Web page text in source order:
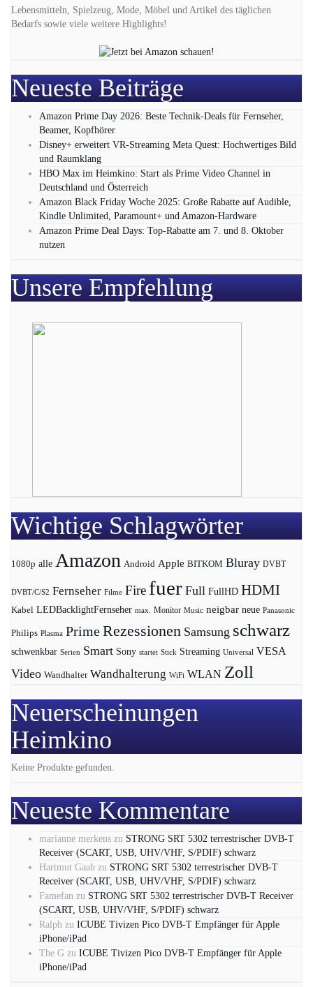
Lebensmitteln, Spielzeug, Mode, Möbel und Artikel des täglichen
Bedarfs sowie viele weitere Highlights!
Neueste Beiträge
Amazon Prime Day 2026: Beste Technik-Deals für Fernseher,
Beamer, Kopfhörer
Disney+ erweitert VR‑Streaming Meta Quest: Hochwertiges Bild
und Raumklang
HBO Max im Heimkino: Start als Prime Video Channel in
Deutschland und Österreich
Amazon Black Friday Woche 2025: Große Rabatte auf Audible,
Kindle Unlimited, Paramount+ und Amazon‑Hardware
Amazon Prime Deal Days: Top-Rabatte am 7. und 8. Oktober
nutzen
Unsere Empfehlung
Wichtige Schlagwörter
1080p alle Amazon Android Apple BITKOM Bluray DVBT
DVBT/C/S2 Fernseher Filme Fire fuer Full FullHD HDMI
Kabel LEDBacklightFernseher max. Monitor Music neigbar neue Panasonic
Philips Plasma PrimeRezessionen Samsung schwarz
schwenkbar Serien Smart Sony startet Stick Streaming Universal VESA
Video Wandhalter Wandhalterung WiFi WLAN Zoll
Neuerscheinungen
Heimkino
Keine Produkte gefunden.
Neueste Kommentare
marianne merkens zu STRONG SRT 5302 terrestrischer DVB-T
Receiver (SCART, USB, UHV/VHF, S/PDIF) schwarz
Hartmut Gaab zu STRONG SRT 5302 terrestrischer DVB-T
Receiver (SCART, USB, UHV/VHF, S/PDIF) schwarz
Famefan zu STRONG SRT 5302 terrestrischer DVB-T Receiver
(SCART, USB, UHV/VHF, S/PDIF) schwarz
Ralph zu ICUBE Tivizen Pico DVB-T Empfänger für Apple
iPhone/iPad
The G zu ICUBE Tivizen Pico DVB-T Empfänger für Apple
iPhone/iPad